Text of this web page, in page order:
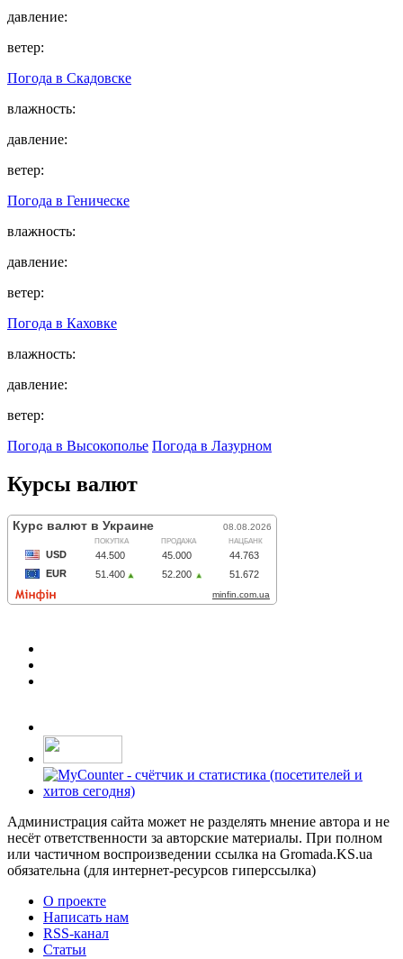
давление:
ветер:
Погода в Скадовске
влажность:
давление:
ветер:
Погода в Геническе
влажность:
давление:
ветер:
Погода в Каховке
влажность:
давление:
ветер:
Погода в Высокополье Погода в Лазурном
Курсы валют
Администрация сайта может не разделять мнение автора и не
несёт ответственности за авторские материалы. При полном
или частичном воспроизведении ссылка на Gromada.KS.ua
обязательна (для интернет-ресурсов гиперссылка)
О проекте
Написать нам
RSS-канал
Статьи